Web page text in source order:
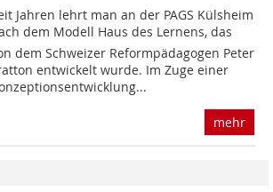
Jahren lehrt man an der PAGS Külsheim
dem Modell Haus des Lernens, das
dem Schweizer Reformpädagogen Peter
entwickelt wurde. Im Zuge einer
mehr